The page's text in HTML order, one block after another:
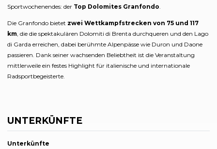
Sportwochenendes: der Top Dolomites Granfondo
Die Granfondo bietet zwei Wettkampfstrecken von 75 und 117
km , die die spektakulären Dolomiti di Brenta durchqueren und den Lago
di Garda erreichen, dabei berühmte Alpenpässe wie Duron und Daone
passieren. Dank seiner wachsenden Beliebtheit ist die Veranstaltung
mittlerweile ein festes Highlight für italienische und internationale
Radsportbegeisterte.
UNTERKÜNFTE
Unterkünfte